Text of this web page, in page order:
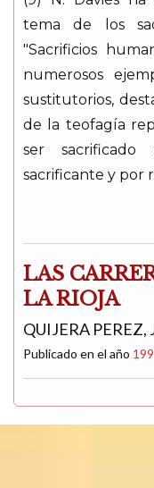
tema de los
"Sacrificios
numerosos
sustitutorios,
de la teofagía
ser
sacrificante y por
LAS
LA RIOJA
QUIJERA PEREZ,
Publicado en el año